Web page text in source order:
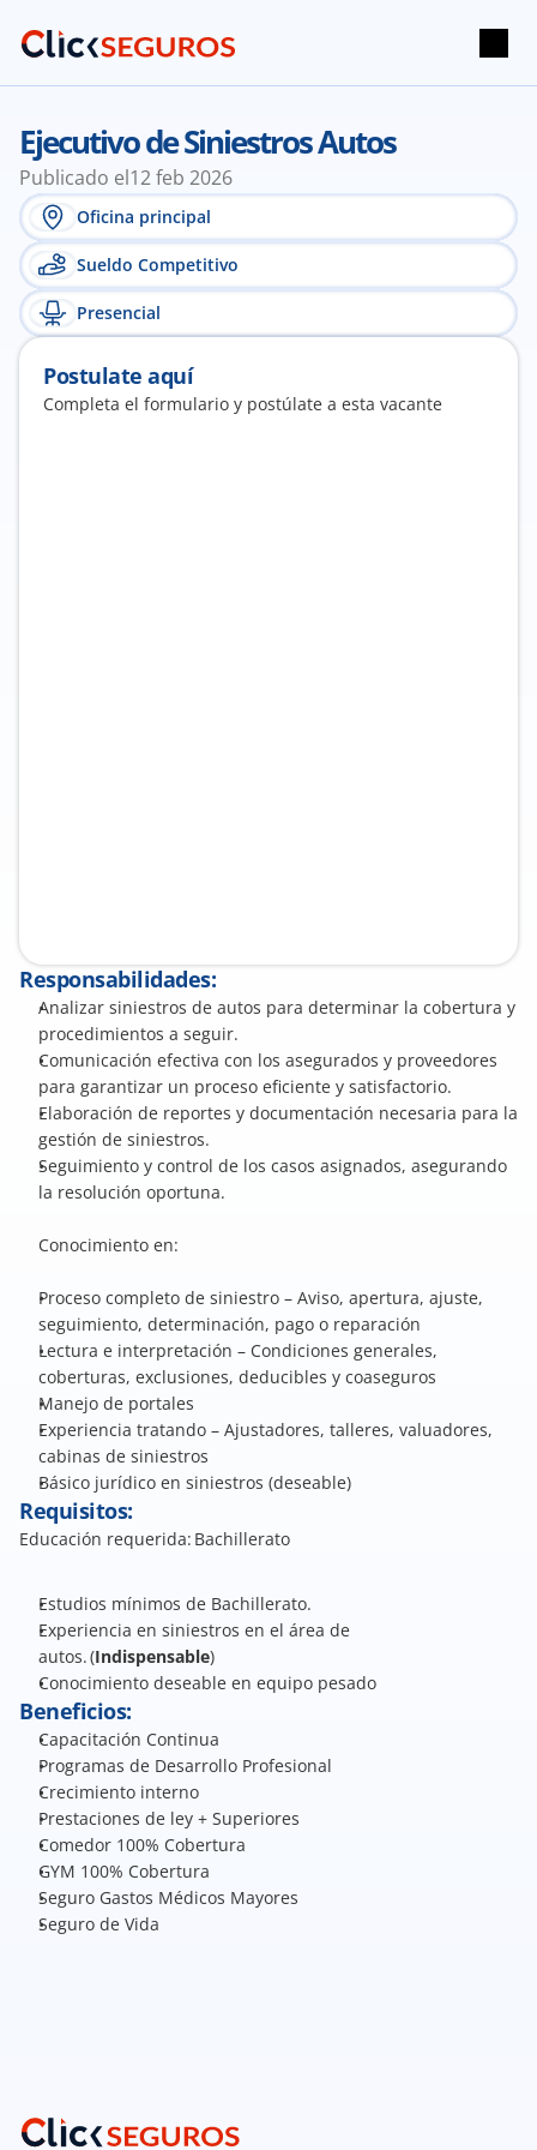
Ejecutivo de Siniestros Autos
Publicado el12 feb 2026
Oficina principal
Sueldo Competitivo
Presencial
Postulate aquí
Completa el formulario y postúlate a esta vacante
Responsabilidades:
Analizar siniestros de autos para determinar la cobertura y
procedimientos a seguir.
Comunicación efectiva con los asegurados y proveedores
para garantizar un proceso eficiente y satisfactorio.
Elaboración de reportes y documentación necesaria para la
gestión de siniestros.
Seguimiento y control de los casos asignados, asegurando
la resolución oportuna.
Conocimiento en:
Proceso completo de siniestro – Aviso, apertura, ajuste,
seguimiento, determinación, pago o reparación
Lectura e interpretación – Condiciones generales,
coberturas, exclusiones, deducibles y coaseguros
Manejo de portales
Experiencia tratando – Ajustadores, talleres, valuadores,
cabinas de siniestros
Básico jurídico en siniestros (deseable)
Requisitos:
Educación requerida: Bachillerato
Estudios mínimos de Bachillerato.
Experiencia en siniestros en el área de
autos. (Indispensable)
Conocimiento deseable en equipo pesado
Beneficios:
Capacitación Continua
Programas de Desarrollo Profesional
Crecimiento interno
Prestaciones de ley + Superiores
Comedor 100% Cobertura
GYM 100% Cobertura
Seguro Gastos Médicos Mayores
Seguro de Vida